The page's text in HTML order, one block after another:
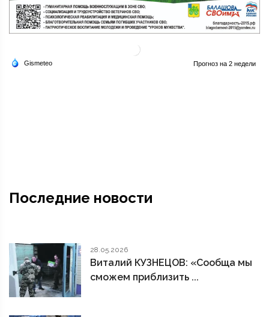
Последние новости
28.05.2026
Виталий КУЗНЕЦОВ: «Сообща мы
сможем приблизить ...